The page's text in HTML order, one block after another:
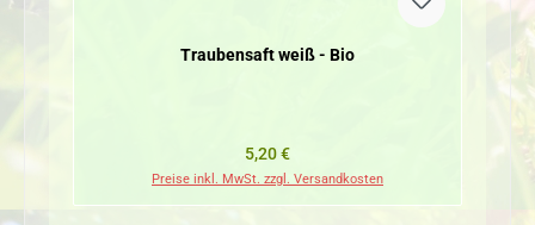
Traubensaft weiß - Bio
Regulärer Preis:
5,20 €
Preise inkl. MwSt. zzgl. Versandkosten